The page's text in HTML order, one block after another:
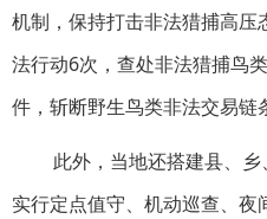
机制，保持打击非法猎捕高
法行动6次，查处非法猎捕鸟
件，斩断野生鸟类非法交易链
此外，当地还搭建县、乡
实行定点值守、机动巡查、